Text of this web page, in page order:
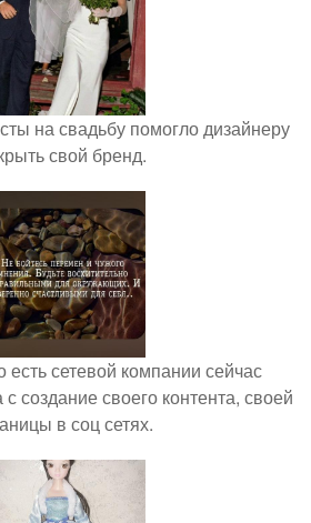
на свадьбу помогло дизайнеру
свой бренд.
есть сетевой компании сейчас
создание своего контента, своей
в соц сетях.